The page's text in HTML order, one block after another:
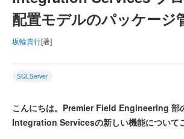
配置モデルのパッケージ
坂輪貴行[著]
SQLServer
こんにちは。Premier Field Engineering 部
Integration Servicesの新しい機能について